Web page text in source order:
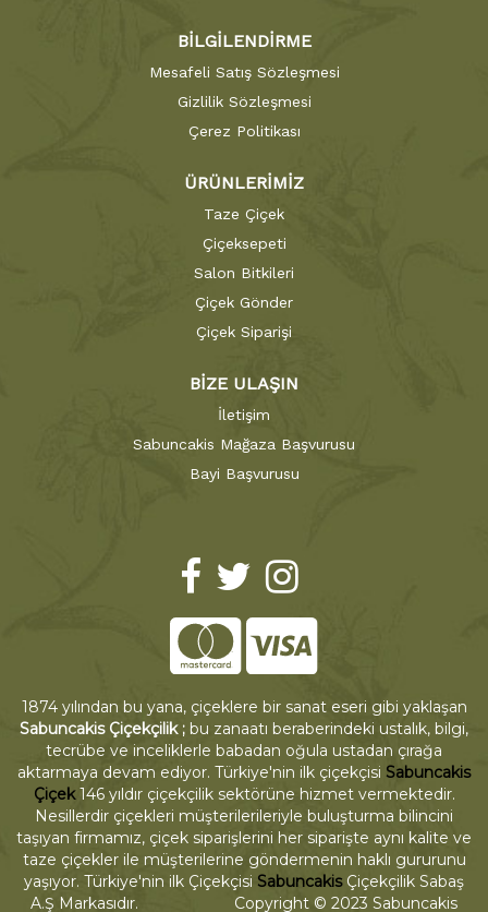
BİLGİLENDİRME
Mesafeli Satış Sözleşmesi
Gizlilik Sözleşmesi
Çerez Politikası
ÜRÜNLERİMİZ
Taze Çiçek
Çiçeksepeti
Salon Bitkileri
Çiçek Gönder
Çiçek Siparişi
BİZE ULAŞIN
İletişim
Sabuncakis Mağaza Başvurusu
Bayi Başvurusu
1874 yılından bu yana, çiçeklere bir sanat eseri gibi yaklaşan
Sabuncakis Çiçekçilik ; bu zanaatı beraberindeki ustalık, bilgi,
tecrübe ve inceliklerle babadan oğula ustadan çırağa
aktarmaya devam ediyor. Türkiye'nin ilk çiçekçisi Sabuncakis
Çiçek146 yıldır çiçekçilik sektörüne hizmet vermektedir.
Nesillerdir çiçekleri müşterilerileriyle buluşturma bilincini
taşıyan firmamız, çiçek siparişlerini her siparişte aynı kalite ve
taze çiçekler ile müşterilerine göndermenin haklı gururunu
yaşıyor. Türkiye'nin ilk Çiçekçisi SabuncakisÇiçekçilik Sabaş
A.Ş Markasıdır. Copyright © 2023 Sabuncakis